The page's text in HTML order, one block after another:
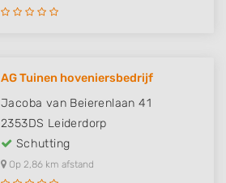
AG Tuinen hoveniersbedrijf
Jacoba van Beierenlaan 41
2353DS Leiderdorp
Schutting
Op 2,86 km afstand